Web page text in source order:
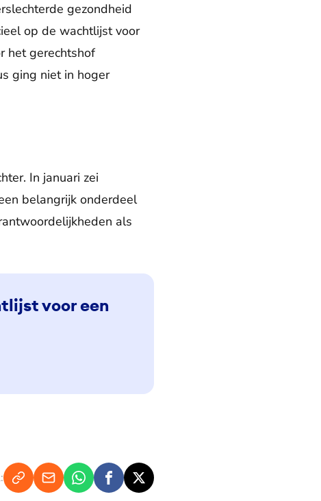
gezondheid
op de wachtlijst voor
het gerechtshof
ging niet in hoger
In januari zei
belangrijk onderdeel
als
voor een